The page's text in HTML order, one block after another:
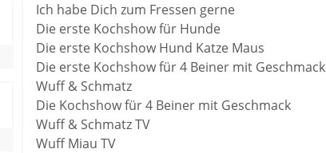
Ich habe Dich zum Fressen gerne
Die erste Kochshow für Hunde
Die erste Kochshow Hund Katze Maus
Die erste Kochshow für 4 Beiner mit Geschmack
Wuff & Schmatz
Die Kochshow für 4 Beiner mit Geschmack
Wuff & Schmatz TV
Wuff Miau TV